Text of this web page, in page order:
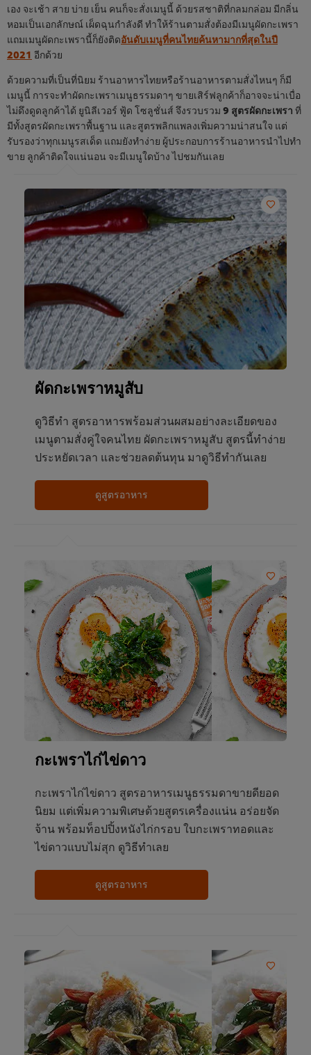
เอง จะเช้า สาย บ่าย เย็น คนก็จะสั่งเมนูนี้ ด้วยรสชาติที่กลมกล่อม มีกลิ่น
หอมเป็นเอกลักษณ์ เผ็ดฉุนกำลังดี ทำให้ร้านตามสั่งต้องมีเมนูผัดกะเพรา
แถมเมนูผัดกะเพรานี้ก็ยังติดอันดับเมนูที่คนไทยค้นหามากที่สุดในปี
2021 อีกด้วย
ด้วยความที่เป็นที่นิยม ร้านอาหารไทยหรือร้านอาหารตามสั่งไหนๆ ก็มี
เมนูนี้ การจะทำผัดกะเพราเมนูธรรมดาๆ ขายเสิร์ฟลูกค้าก็อาจจะน่าเบื่อ
ไม่ดึงดูดลูกค้าได้ ยูนิลีเวอร์ ฟู้ด โซลูชั่นส์ จึงรวบรวม 9 สูตรผัดกะเพรา ที่
มีทั้งสูตรผัดกะเพราพื้นฐาน และสูตรพลิกแพลงเพิ่มความน่าสนใจ แต่
รับรองว่าทุกเมนูรสเด็ด แถมยังทำง่าย ผู้ประกอบการร้านอาหารนำไปทำ
ขาย ลูกค้าติดใจแน่นอน จะมีเมนูใดบ้าง ไปชมกันเลย
ผัดกะเพราหมูสับ
ดูวิธีทำ สูตรอาหารพร้อมส่วนผสมอย่างละเอียดของ
เมนูตามสั่งคู่ใจคนไทย ผัดกะเพราหมูสับ สูตรนี้ทำง่าย
ประหยัดเวลา และช่วยลดต้นทุน มาดูวิธีทำกันเลย
ดูสูตรอาหาร
กะเพราไก่ไข่ดาว
กะเพราไก่ไข่ดาว สูตรอาหารเมนูธรรมดาขายดียอด
นิยม แต่เพิ่มความพิเศษด้วยสูตรเครื่องแน่น อร่อยจัด
จ้าน พร้อมท็อปปิ้งหนังไก่กรอบ ใบกะเพราทอดและ
ไข่ดาวแบบไม่สุก ดูวิธีทำเลย
ดูสูตรอาหาร